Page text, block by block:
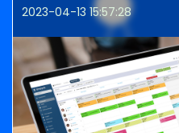
2023-04-13 15:57:28